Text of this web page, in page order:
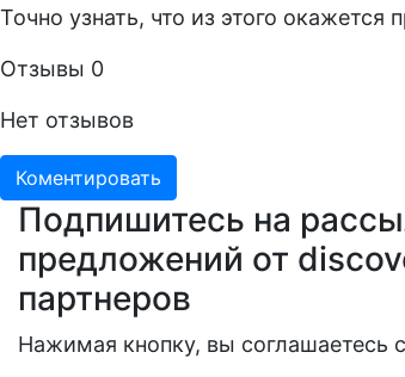
Точно узнать, что из этого
Отзывы 0
Нет отзывов
Коментировать
Подпишитесь на
предложений от
партнеров
Нажимая кнопку, вы соглашаетесь с